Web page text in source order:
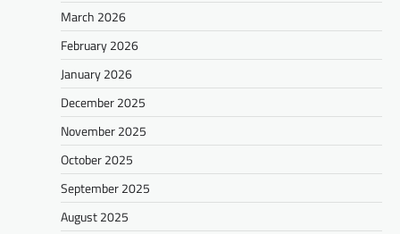
March 2026
February 2026
January 2026
December 2025
November 2025
October 2025
September 2025
August 2025